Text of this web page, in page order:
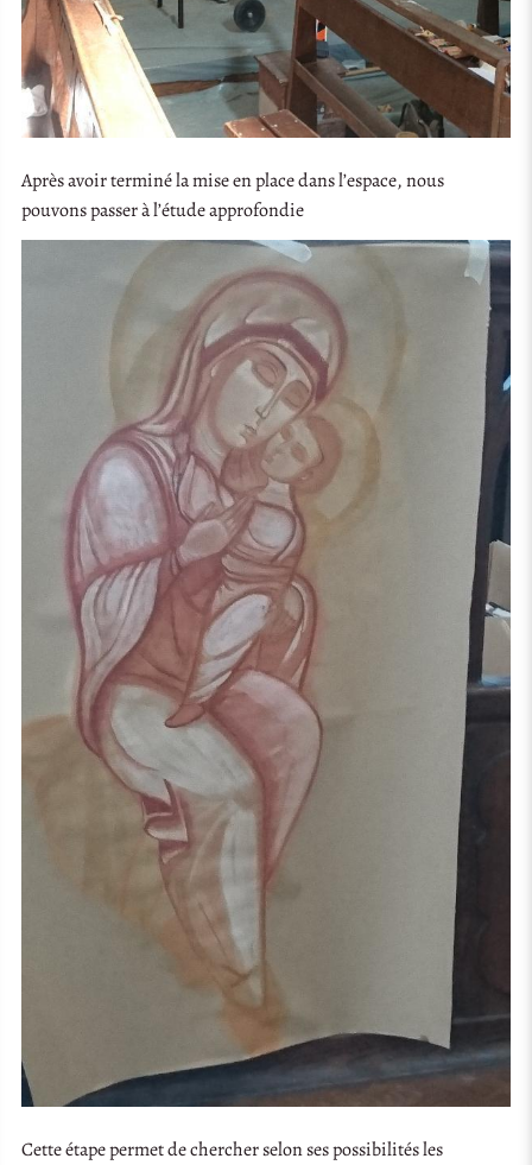
Après avoir terminé la mise en place dans l’espace, nous
pouvons passer à l’étude approfondie
Cette étape permet de chercher selon ses possibilités les